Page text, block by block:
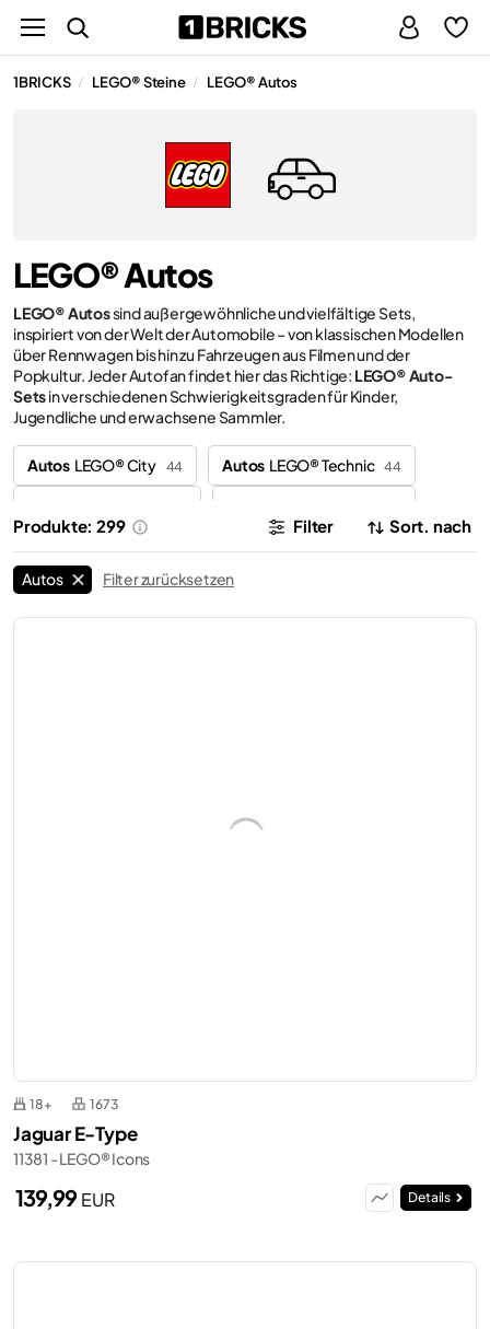
1BRICKS / LEGO® Steine / LEGO® Autos
LEGO® Autos
LEGO® Autossind außergewöhnliche und vielfältige Sets,
inspiriert von der Welt der Automobile – von klassischen Modellen
über Rennwagen bis hin zu Fahrzeugen aus Filmen und der
Popkultur. Jeder Autofan findet hier das Richtige: LEGO® Auto-
Setsin verschiedenen Schwierigkeitsgraden für Kinder,
Jugendliche und erwachsene Sammler.
Autos LEGO® City 44 Autos LEGO® Technic 44
5 14
LEGO®Lastwagen 21 LEGO®
Produkte: 299 Filter Sort. nach
Autos Filter zurücksetzen
18+ 1673
Jaguar E-Type
11381 - LEGO® Icons
139,99EUR Details